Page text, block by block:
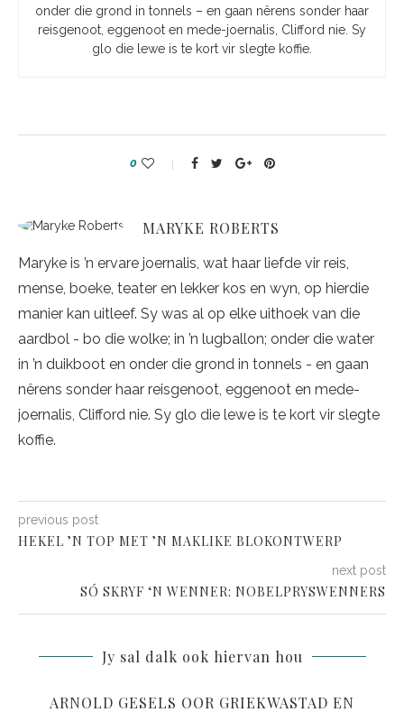
onder die grond in tonnels – en gaan nêrens sonder haar
reisgenoot, eggenoot en mede-joernalis, Clifford nie. Sy
glo die lewe is te kort vir slegte koffie.
0
MARYKE ROBERTS
Maryke is ’n ervare joernalis, wat haar liefde vir reis,
mense, boeke, teater en lekker kos en wyn, op hierdie
manier kan uitleef. Sy was al op elke uithoek van die
aardbol - bo die wolke; in ’n lugballon; onder die water
in ’n duikboot en onder die grond in tonnels - en gaan
nêrens sonder haar reisgenoot, eggenoot en mede-
joernalis, Clifford nie. Sy glo die lewe is te kort vir slegte
koffie.
previous post
HEKEL ’N TOP MET ’N MAKLIKE BLOKONTWERP
next post
SÓ SKRYF ‘N WENNER: NOBELPRYSWENNERS
Jy sal dalk ook hiervan hou
ARNOLD GESELS OOR GRIEKWASTAD EN